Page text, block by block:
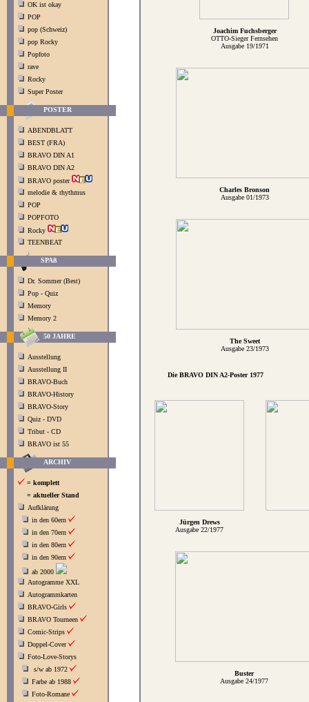
OK ist okay
POP
pop (Schweiz)
pop Rocky
Popfoto
rave
Rocky
Super Poster
POSTER
ABENDBLATT
BEST (FRA)
BRAVO DIN A1
BRAVO DIN A2
BRAVO poster
melodie & rhythmus
POP
POPFOTO
Rocky
TEENBEAT
SPAß
Dr. Sommer (Best)
Pop - Quiz
Memory
Memory 2
50 JAHRE
Ausstellung
Ausstellung II
BRAVO-Buch
BRAVO-History
BRAVO-Story
Quiz - DVD
Tribut - CD
BRAVO ist 55
ARCHIV
= komplett
= aktueller Stand
Aufklärung
in den 60ern
in den 70ern
in den 80ern
in den 90ern
ab 2000
Autogramme XXL
Autogrammkarten
BRAVO-Girls
BRAVO Tourneen
Comic-Strips
Doppel-Cover
Foto-Love-Storys
s/w ab 1972
Farbe ab 1988
Foto-Romane
Joachim Fuchsberger
OTTO-Sieger Fernsehen
Ausgabe 19/1971
Charles Bronson
Ausgabe 01/1973
The Sweet
Ausgabe 23/1973
Die BRAVO DIN A2-Poster 1977
Jürgen Drews
Ausgabe 22/1977
Buster
Ausgabe 24/1977